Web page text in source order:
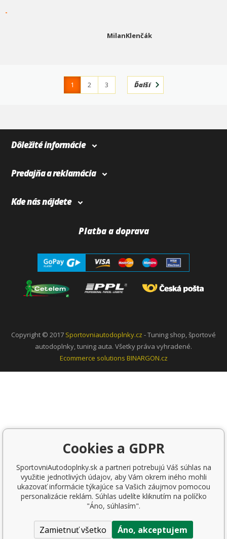
-
MilanKlenčák
1 2
3
Ďalší
Dôležité informácie
Predajňa a reklamácia
Kde nás nájdete
Platba a doprava
Copyright © 2017 Sportovniautodoplnky.cz - Tuning shop, športové
autodoplnky, tuning auta. Všetky práva vyhradené.
Ecommerce solutions BINARGON.cz
Cookies a GDPR
SportovniAutodoplnky.sk a partneri potrebujú Váš súhlas na
využitie jednotlivých údajov, aby Vám okrem iného mohli
ukazovať informácie týkajúce sa Vašich záujmov pomocou
personalizácie reklám. Súhlas udelíte kliknutím na políčko
"Áno, súhlasím".
Zamietnuť všetko Áno, akceptujem